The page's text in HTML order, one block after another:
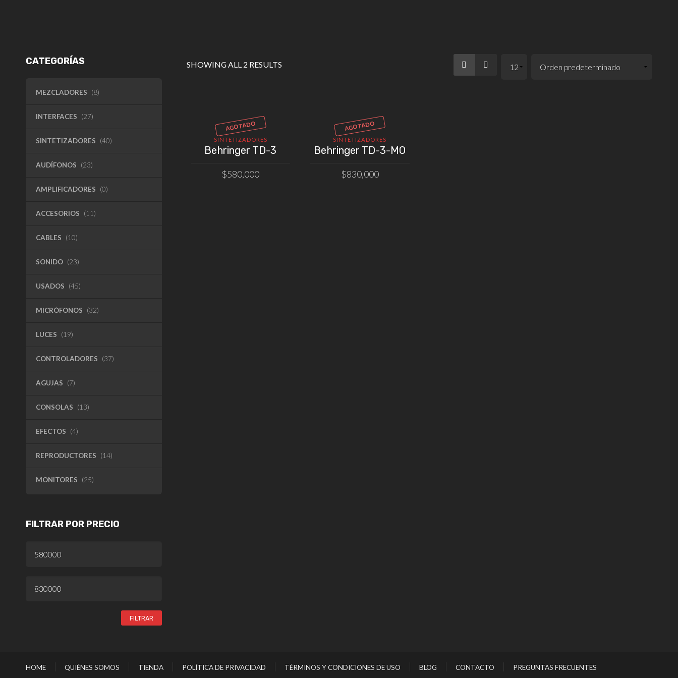
CATEGORÍAS
MEZCLADORES (8)
INTERFACES (27)
SINTETIZADORES (40)
AUDÍFONOS (23)
AMPLIFICADORES (0)
ACCESORIOS (11)
CABLES (10)
SONIDO (23)
USADOS (45)
MICRÓFONOS (32)
LUCES (19)
CONTROLADORES (37)
AGUJAS (7)
CONSOLAS (13)
EFECTOS (4)
REPRODUCTORES (14)
MONITORES (25)
FILTRAR POR PRECIO
MÍNIMO
MÁXIMO
FILTRAR
SHOWING ALL 2 RESULTS
AGOTADO
SINTETIZADORES
Behringer TD-3
$580,000
AGOTADO
SINTETIZADORES
Behringer TD-3-MO
$830,000
HOME QUIÉNES SOMOS TIENDA POLÍTICA DE PRIVACIDAD TÉRMINOS Y CONDICIONES DE USO BLOG CONTACTO PREGUNTAS FRECUENTES